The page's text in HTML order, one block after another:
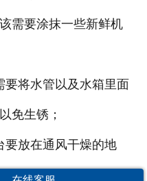
需要涂抹一些新鲜机
将水管以及水箱里面
免生锈；
放在通风干燥的地
具；